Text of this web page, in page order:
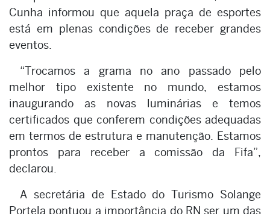
Cunha informou que aquela praça de esportes
está em plenas condições de receber grandes
eventos.
“Trocamos a grama no ano passado pelo
melhor tipo existente no mundo, estamos
inaugurando as novas luminárias e temos
certificados que conferem condições adequadas
em termos de estrutura e manutenção. Estamos
prontos para receber a comissão da Fifa”,
declarou.
A secretária de Estado do Turismo Solange
Portela pontuou a importância do RN ser um das